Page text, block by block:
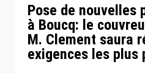
Pose de nouvelles
à Boucq: le
M. Clement saura
exigences les plus